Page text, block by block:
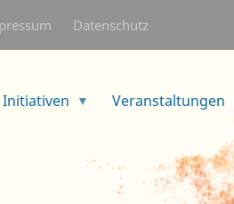
Datenschutz
Initiativen Veranstaltungen